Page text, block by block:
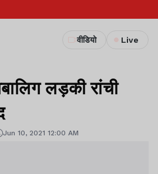
वीडियो Live
लड़की रांची
Jun 10, 2021 12:00 AM